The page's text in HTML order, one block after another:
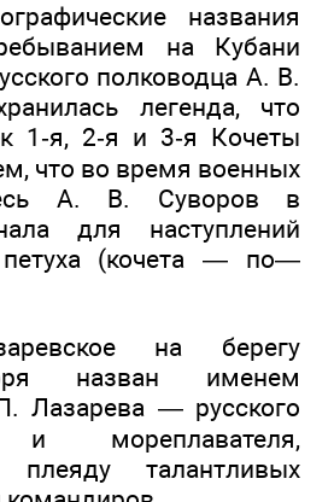
названия
на Кубани
полководца А. В.
легенда, что
1‑я, 2‑я и 3‑я Кочеты
что во время военных
А. В. Суворов в
для наступлений
(кочета — по—
на берегу
назван именем
Лазарева — русского
и мореплавателя,
плеяду талантливых